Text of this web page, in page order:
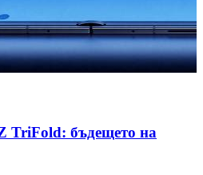
TriFold: бъдещето на